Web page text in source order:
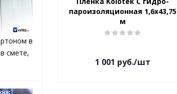
пароизоляционная 1,6х43,75
м
1 001 руб./шт
в
смете,